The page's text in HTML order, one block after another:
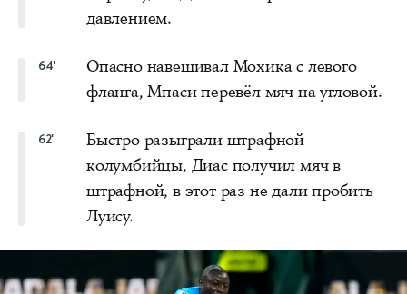
давлением.
64'
Опасно навешивал Мохика с левого
фланга, Мпаси перевёл мяч на угловой.
62'
Быстро разыграли штрафной
колумбийцы, Диас получил мяч в
штрафной, в этот раз не дали пробить
Луису.